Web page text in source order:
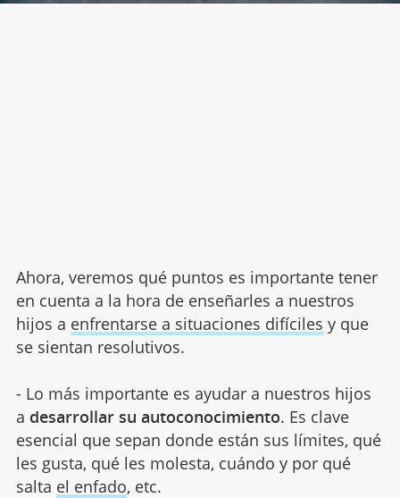
Ahora, veremos qué puntos es importante tener
en cuenta a la hora de enseñarles a nuestros
hijos a enfrentarse a situaciones difíciles y que
se sientan resolutivos.
- Lo más importante es ayudar a nuestros hijos
a desarrollar su autoconocimiento. Es clave
esencial que sepan donde están sus límites, qué
les gusta, qué les molesta, cuándo y por qué
salta el enfado, etc.